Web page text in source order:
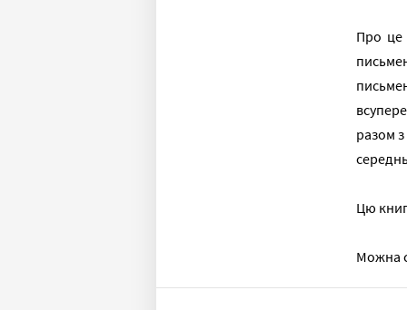
Про це
разом
Цю
Можна